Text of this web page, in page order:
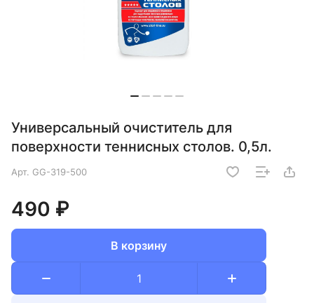
Универсальный очиститель для
поверхности теннисных столов. 0,5л.
Арт. GG-319-500
490 ₽
В корзину